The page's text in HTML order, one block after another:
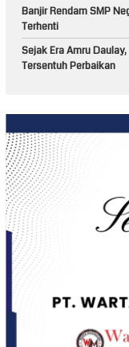
Banjir Rendam SMP
Terhenti
Sejak Era Amru
Tersentuh Perbaikan